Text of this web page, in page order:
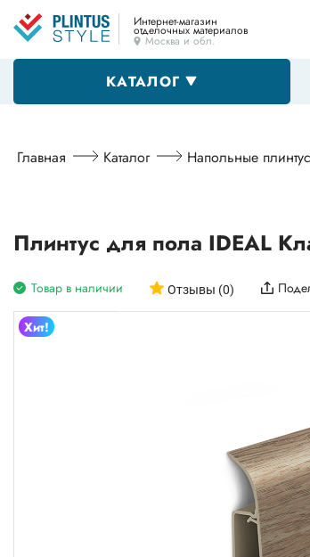
Интернет-магазин
отделочных материалов
Москва и обл.
КАТАЛОГ
Напольные плинтусы
Пороги
Главная Каталог Напольные
Плинтус для пола IDEAL
Товар в наличии Отзывы (0)
Хит!